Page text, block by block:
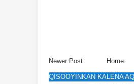
Newer Post Home
QISOOYINKAN KALENA